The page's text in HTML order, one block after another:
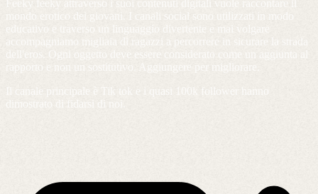
Feeky feeky attraverso i suoi contenuti digitali vuole raccontare il
mondo erotico dei giovani. I canali social sono utilizzati in modo
educativo e traverso un linguaggio divertente e mai volgare
accompagniamo migliaia di ragazzi a percorrere in sicurare la strada
dell'eros. Ogni oggetto deve essere considerato come un aggiunta al
rapporto e non un sostitutivo. Aggiungere per migliorare.
Il canale principale è Tik tok e i quasi 100k follower hanno
dimostrato di fidarsi di noi.